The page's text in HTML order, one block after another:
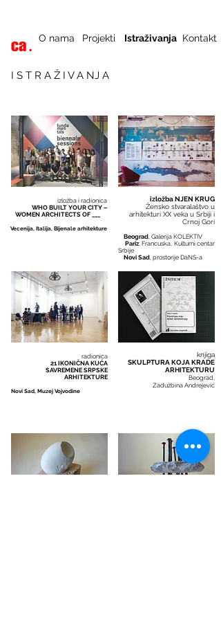
O nama Projekti Istraživanja Kontakt
I S T R A Ž I V A NJ A
izložba i radionica
WHO BUILT YOUR CITY –
WOMEN ARCHITECTS OF ___
Vecenija, Italija, Bijenale arhitekture
izložba NJEN KRUG
Žensko stvaralaštvo u
arhitekturi XX veka u Srbiji i
Crnoj Gori
Beograd, Galerija KOLEKTIV
Pariz, Francuska, Kulturni centar
Srbije
Novi Sad, prostorije DaNS-a
radionica
21 IKONIČNA KUĆA
SAVREMENE SRPSKE
ARHITEKTURE
Novi Sad, Muzej Vojvodine
knjiga
SKULPTURA KOJA KRADE
ARHITEKTURU
Beograd,
Zadužbina Andrejević